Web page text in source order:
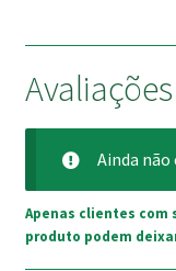
Avaliações
Ainda
Apenas clientes com
produto podem